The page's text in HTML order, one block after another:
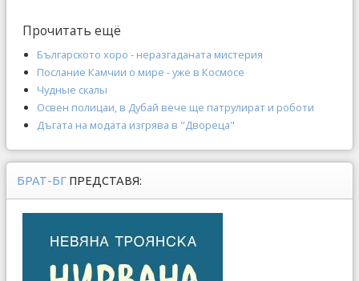
Прочитать ещё
Българското хоро - неразгаданата мистерия
Послание Камчии о мире - уже в Космосе
Чудные скалы
Освен полицаи, в Дубай вече ще патрулират и роботи
Дъгата на модата изгрява в "Двореца"
БРАТ-БГ ПРЕДСТАВЯ: